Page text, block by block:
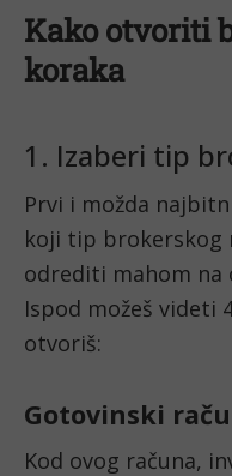
Kako otvoriti
koraka
1. Izaberi tip
Prvi i možda
koji tip brokerskog
odrediti mahom na
Ispod možeš videti
otvoriš:
Gotovinski
Kod ovog računa,